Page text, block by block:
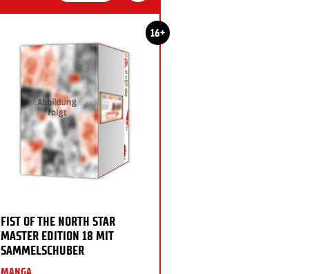
16+
FIST OF THE NORTH STAR
MASTER EDITION 18 MIT
SAMMELSCHUBER